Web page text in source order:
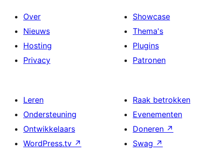
Over
Nieuws
Hosting
Privacy
Showcase
Thema's
Plugins
Patronen
Leren
Ondersteuning
Ontwikkelaars
WordPress.tv ↗
Raak betrokken
Evenementen
Doneren ↗
Swag ↗